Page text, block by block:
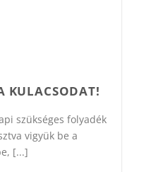
KULACSODAT!
szükséges folyadék
vigyük be a
[...]